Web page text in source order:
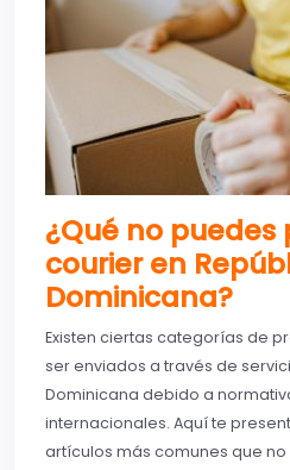
¿Qué no puedes
courier en
Dominicana?
Existen ciertas categorías de
ser enviados a través de
Dominicana debido a
internacionales. Aquí te
artículos más comunes que